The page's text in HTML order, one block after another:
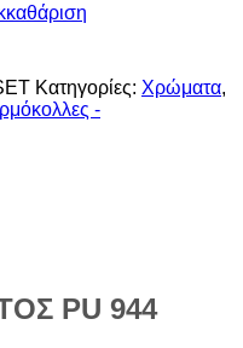
Κατηγορίες: Χρώματα,
-
PU 944